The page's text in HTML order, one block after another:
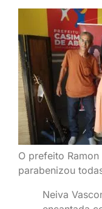
O prefeito
parabenizou
Neiva